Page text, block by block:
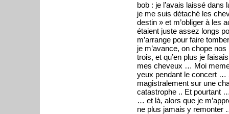
bob : je l’avais laissé
je me suis détaché les
destin » et m’obliger à les
étaient juste assez longs
m’arrange pour faire
je m’avance, on chope
trois, et qu’en plus je
mes cheveux … Moi
yeux pendant le concert …
magistralement sur une
catastrophe .. Et pourtant
… et là, alors que je
ne plus jamais y